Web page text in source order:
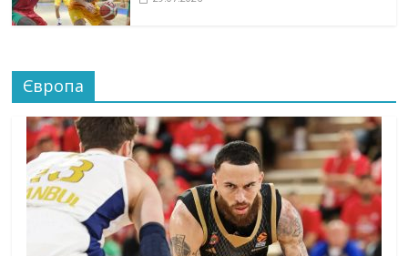
Європа